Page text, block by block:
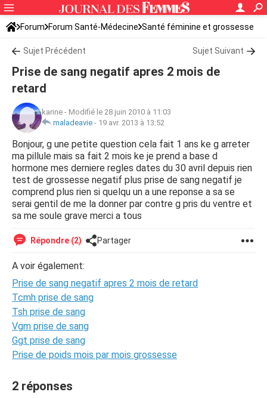
Forum Forum Santé-Médecine Santé féminine et grossesse
Sujet Précédent Sujet Suivant
Prise de sang negatif apres 2 mois de
retard
karine - Modifié le 28 juin 2010 à 11:03
maladeavie - 19 avr. 2013 à 13:52
Bonjour, g une petite question cela fait 1 ans ke g arreter
ma pillule mais sa fait 2 mois ke je prend a base d
hormone mes derniere regles dates du 30 avril depuis rien
test de grossesse negatif plus prise de sang negatif je
comprend plus rien si quelqu un a une reponse a sa se
serai gentil de me la donner par contre g pris du ventre et
sa me soule grave merci a tous
Répondre (2) Partager
A voir également:
Prise de sang negatif apres 2 mois de retard
Tcmh prise de sang
Tsh prise de sang
Vgm prise de sang
Ggt prise de sang
Prise de poids mois par mois grossesse
2 réponses